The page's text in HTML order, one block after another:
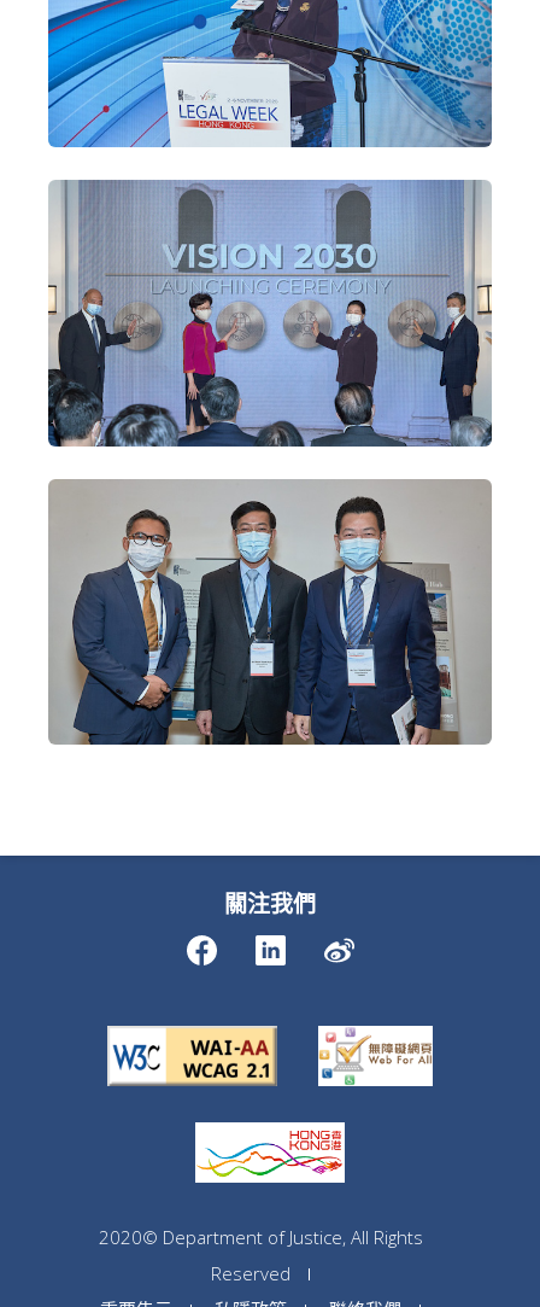
關注我們
2020© Department of Justice, All Rights
Reserved